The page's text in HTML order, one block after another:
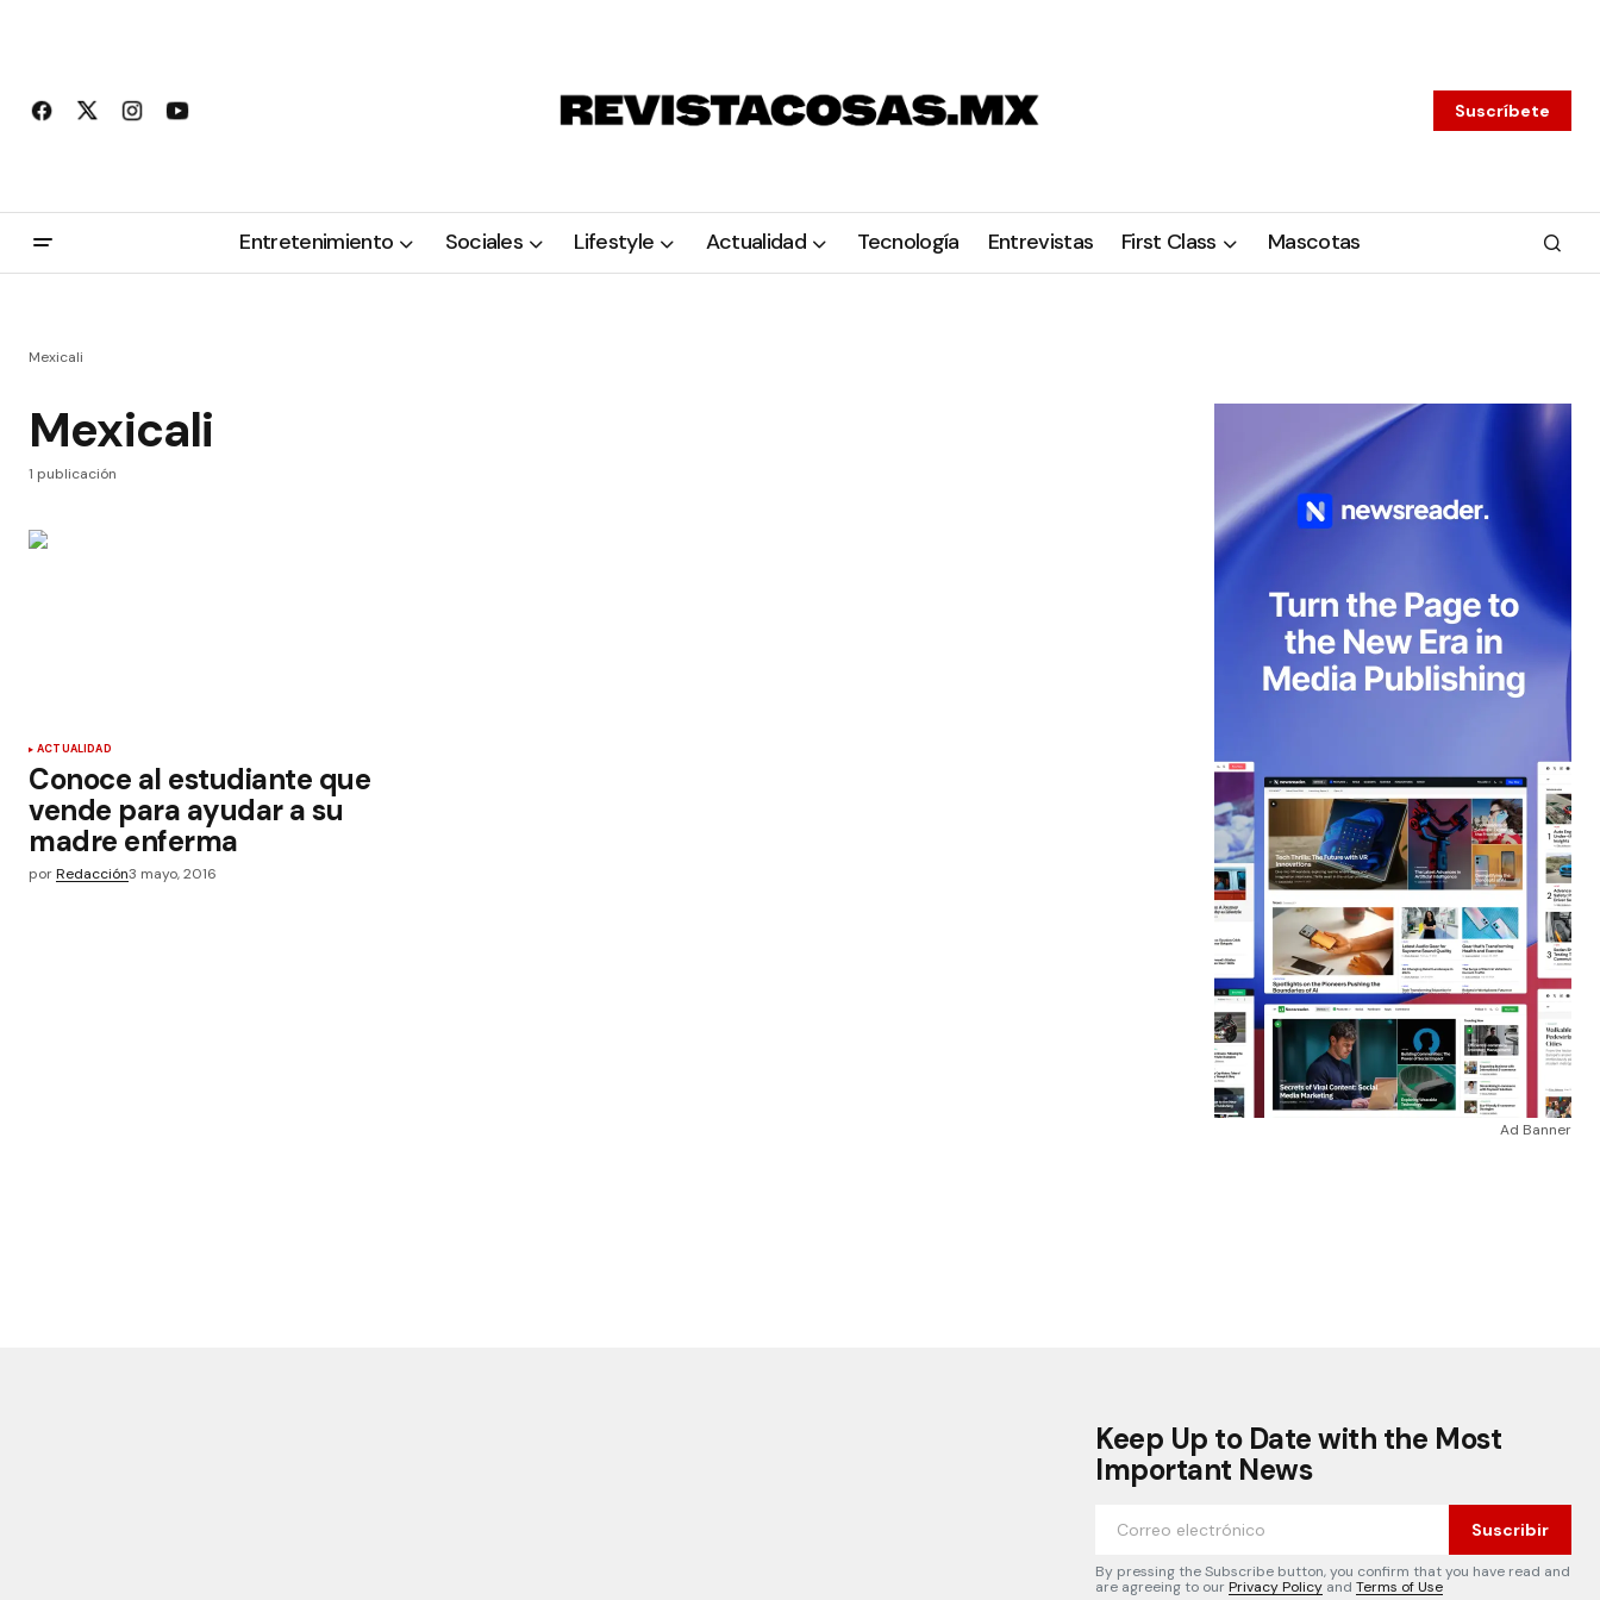
Suscríbete
Entretenimiento Sociales Lifestyle Actualidad Tecnología Entrevistas First Class Mascotas
Mexicali
Mexicali
1 publicación
ACTUALIDAD
Conoce al estudiante que
vende para ayudar a su
madre enferma
porRedacción3 mayo, 2016
Ad Banner
Keep Up to Date with the Most
Important News
Suscribir
By pressing the Subscribe button, you confirm that you have read and
are agreeing to ourPrivacy Policy and Terms of Use